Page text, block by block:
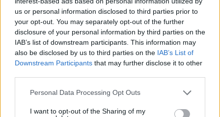
us or personal information disclosed to third parties prior to
your opt-out. You may separately opt-out of the further
disclosure of your personal information by third parties on the
IAB’s list of downstream participants. This information may
also be disclosed by us to third parties on the IAB’s List of
Downstream Participants that may further disclose it to other
Please note that this website/app uses one or more Google
not limited to your visit or usage behaviour. You may click to
Personal Data Processing Opt Outs
I want to opt-out of the Sharing of my
μετέτρεψαν σε φοβικό αρχηγικό
κόμμα
07.08.2026, 19:33 67
Ο «Δράκος» του Λονδίνου: 40χρονος
συλλάβει και τον άφησε ελεύθερο
πριν μία ώρα